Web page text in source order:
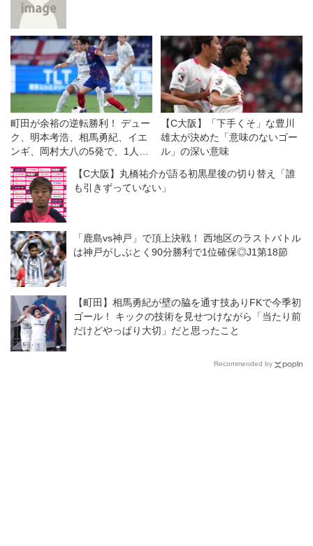
町田が余裕の逆転勝利！ デュー
ク、明本考浩、相馬勇紀、イエ
ンギ、岡村大八の5発で、1人少
ないFC東京をひっくり返す◎J1
第1節
【C大阪】「下手くそ」な豊川
雄太が決めた「意味のないゴー
ル」の深い意味
【C大阪】丸橋祐介が語る初黒星後の切り替え「誰
も引きずっていない」
「鹿島vs神戸」で頂上決戦！ 西地区のラストバトル
は神戸がしぶとく90分勝利で1位確保◎J1第18節
【町田】相馬勇紀が壁の脇を通す技ありFKで今季初
ゴール！ キックの技術を見せつけながら「当たり前
だけどやっぱり大切」だと思ったこと
Recommended by